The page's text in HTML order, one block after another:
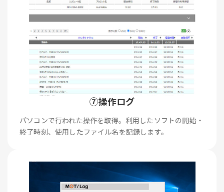
⑦操作ログ
パソコンで行われた操作を取得。利用したソフトの開始・
終了時刻、使用したファイル名を記録します。